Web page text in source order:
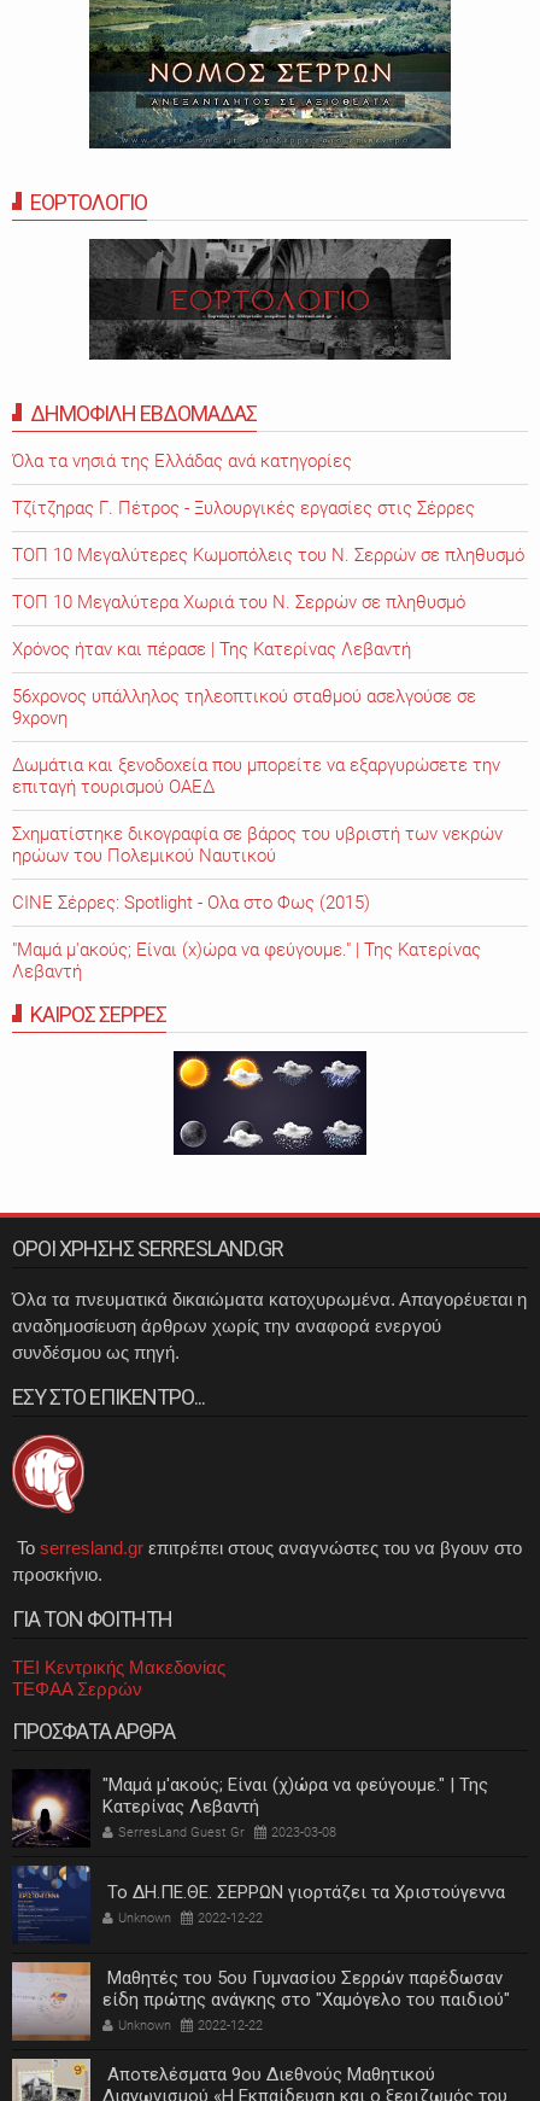
ΕΟΡΤΟΛΟΓΙΟ
ΔΗΜΟΦΙΛΗ ΕΒΔΟΜΑΔΑΣ
Όλα τα νησιά της Ελλάδας ανά κατηγορίες
Τζίτζηρας Γ. Πέτρος - Ξυλουργικές εργασίες στις Σέρρες
ΤΟΠ 10 Μεγαλύτερες Κωμοπόλεις του Ν. Σερρών σε πληθυσμό
ΤΟΠ 10 Μεγαλύτερα Χωριά του Ν. Σερρών σε πληθυσμό
Χρόνος ήταν και πέρασε | Της Κατερίνας Λεβαντή
56χρονος υπάλληλος τηλεοπτικού σταθμού ασελγούσε σε
9χρονη
Δωμάτια και ξενοδοχεία που μπορείτε να εξαργυρώσετε την
επιταγή τουρισμού ΟΑΕΔ
Σχηματίστηκε δικογραφία σε βάρος του υβριστή των νεκρών
ηρώων του Πολεμικού Ναυτικού
CINE Σέρρες: Spotlight - Ολα στο Φως (2015)
"Μαμά μ'ακούς; Είναι (χ)ώρα να φεύγουμε." | Της Κατερίνας
Λεβαντή
ΚΑΙΡΟΣ ΣΕΡΡΕΣ
ΟΡΟΙ ΧΡΗΣΗΣ SERRESLAND.GR
Όλα τα πνευματικά δικαιώματα κατοχυρωμένα. Απαγορέυεται η
αναδημοσίευση άρθρων χωρίς την αναφορά ενεργού
συνδέσμου ως πηγή.
ΕΣΥ ΣΤΟ ΕΠΙΚΕΝΤΡΟ...
Το serresland.gr επιτρέπει στους αναγνώστες του να βγουν στο
προσκήνιο.
ΓΙΑ ΤΟΝ ΦΟΙΤΗΤΗ
ΤΕΙ Κεντρικής Μακεδονίας
ΤΕΦΑΑ Σερρών
ΠΡΟΣΦΑΤΑ ΑΡΘΡΑ
"Μαμά μ'ακούς; Είναι (χ)ώρα να φεύγουμε." | Της
Κατερίνας Λεβαντή
SerresLand Guest Gr 2023-03-08
Το ΔΗ.ΠΕ.ΘΕ. ΣΕΡΡΩΝ γιορτάζει τα Χριστούγεννα
Unknown 2022-12-22
Μαθητές του 5ου Γυμνασίου Σερρών παρέδωσαν
είδη πρώτης ανάγκης στο "Χαμόγελο του παιδιού"
Unknown 2022-12-22
Αποτελέσματα 9ου Διεθνούς Μαθητικού
Διαγωνισμού «Η Εκπαίδευση και ο ξεριζωμός του